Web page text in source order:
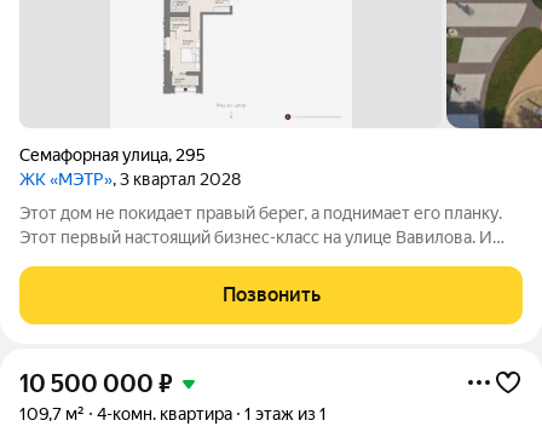
Семафорная улица, 295
ЖК «МЭТР», 3 квартал 2028
Этот дом не покидает правый берег, а поднимает его планку.
Этот первый настоящий бизнес-класс на улице Вавилова. И
панорамных окон. Обязывает
Позвонить
10 500 000 ₽
109,7 м² 4-комн. квартира 1 этаж из 1